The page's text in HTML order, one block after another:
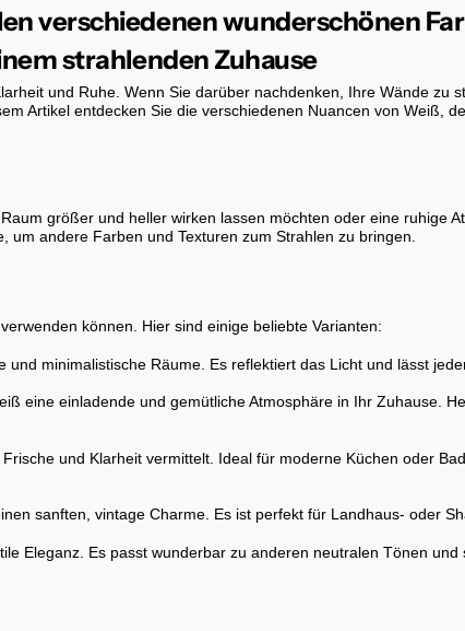
verschiedenen wunderschönen
strahlenden Zuhause
und Ruhe. Wenn Sie darüber nachdenken, Ihre Wände zu
Artikel entdecken Sie die verschiedenen Nuancen von Weiß,
größer und heller wirken lassen möchten oder eine ruhige
andere Farben und Texturen zum Strahlen zu bringen.
können. Hier sind einige beliebte Varianten:
minimalistische Räume. Es reflektiert das Licht und lässt
eine einladende und gemütliche Atmosphäre in Ihr Zuhause.
und Klarheit vermittelt. Ideal für moderne Küchen oder
sanften, vintage Charme. Es ist perfekt für Landhaus- oder
Eleganz. Es passt wunderbar zu anderen neutralen Tönen